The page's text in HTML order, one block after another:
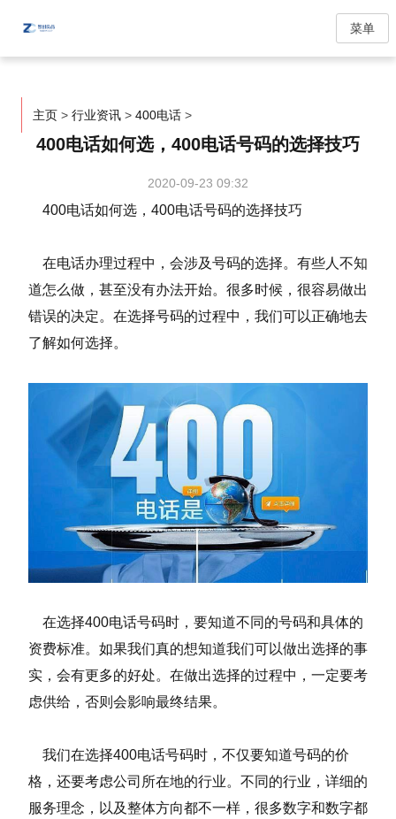
菜单
主页 > 行业资讯 > 400电话 >
400电话如何选，400电话号码的选择技巧
2020-09-23 09:32
400电话如何选，400电话号码的选择技巧
在电话办理过程中，会涉及号码的选择。有些人不知
道怎么做，甚至没有办法开始。很多时候，很容易做出
错误的决定。在选择号码的过程中，我们可以正确地去
了解如何选择。
在选择400电话号码时，要知道不同的号码和具体的
资费标准。如果我们真的想知道我们可以做出选择的事
实，会有更多的好处。在做出选择的过程中，一定要考
虑供给，否则会影响最终结果。
我们在选择400电话号码时，不仅要知道号码的价
格，还要考虑公司所在地的行业。不同的行业，详细的
服务理念，以及整体方向都不一样，很多数字和数字都